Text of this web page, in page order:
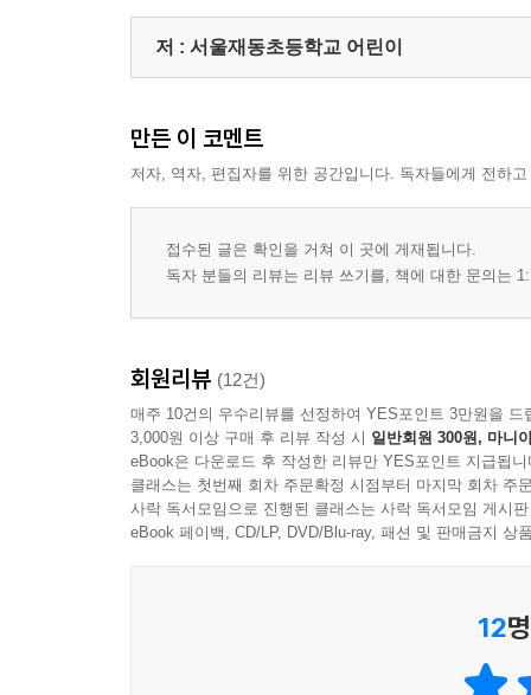
12살의 별 / 돋보기 / 드라마 / 지우개 / 아빠 코털 /
제4부 겨울
편 / 도라지 / 아빠의 인성 / 용 / 내 지구 멸망 / 보
나만 / 죽었나? / 재서의 사탕 막대기 / 한 시간 후면
저 : 서울재동초등학교 어린이
만든 이 코멘트
저자, 역자, 편집자를 위한 공간입니다. 독자들에게 전하
접수된 글은 확인을 거쳐 이 곳에 게재됩니다.
독자 분들의 리뷰는 리뷰 쓰기를, 책에 대한 문의는
회원리뷰 (12건)
매주 10건의 우수리뷰를 선정하여 YES포인트 3만원을 드
3,000원 이상 구매 후 리뷰 작성 시 일반회원 300원, 마니
eBook은 다운로드 후 작성한 리뷰만 YES포인트 지급됩니
클래스는 첫번째 회차 주문확정 시점부터 마지막 회차 주
사락 독서모임으로 진행된 클래스는 사락 독서모임 게시
eBook 페이백, CD/LP, DVD/Blu-ray, 패션 및 판매금지 상
12